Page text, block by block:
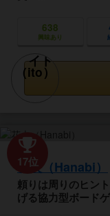
638
興味あり
17位
花火（Hanabi）
頼りは周りのヒン
げる協力型ボード